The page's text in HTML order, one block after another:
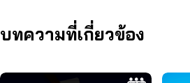
บทความที่เกี่ยวข้อง